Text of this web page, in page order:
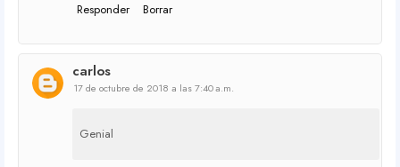
Responder Borrar
carlos
17 de octubre de 2018 a las 7:40 a.m.
Genial